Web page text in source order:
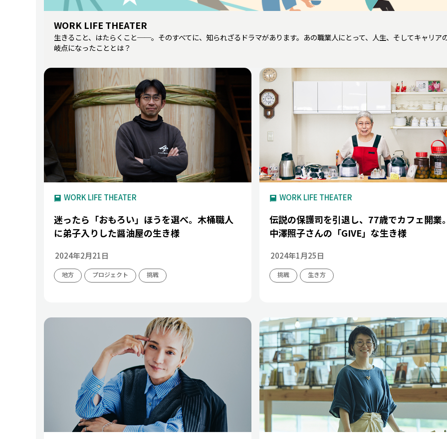
WORK LIFE THEATER
生きること、はたらくこと──。そのすべてに、知られざるドラマがあります。あの職業人にとって、人生、そしてキャリア
岐点になったこととは？
WORK LIFE THEATER
迷ったら「おもろい」ほうを選べ。木桶職人
に弟子入りした醤油屋の生き様
2024年2月21日
地方 プロジェクト 挑戦
WORK LIFE THEATER
伝説の保護司を引退し、77歳でカフェ開業
中澤照子さんの「GIVE」な生き様
2024年1月25日
挑戦 生き方